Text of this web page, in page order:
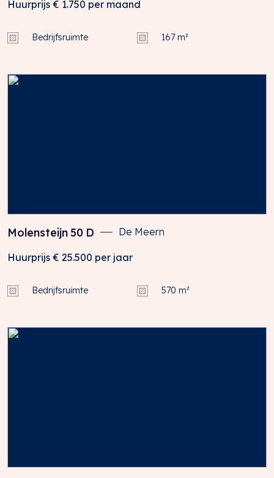
Huurprijs € 1.750 per maand
Bedrijfsruimte 167 m²
Molensteijn50 D De Meern
Huurprijs € 25.500 per jaar
Bedrijfsruimte 570 m²